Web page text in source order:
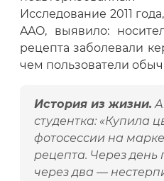
Исследование 2011
AAO, выявило:
рецепта заболевали
чем пользователи
История из жизни.
студентка: «Купила
фотосессии на
рецепта. Через день
через два —